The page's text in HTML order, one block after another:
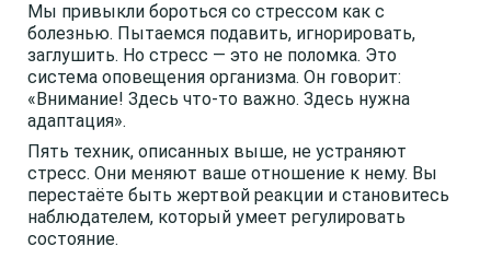
Мы привыкли бороться со стрессом как с
болезнью. Пытаемся подавить, игнорировать,
заглушить. Но стресс — это не поломка. Это
система оповещения организма. Он говорит:
«Внимание! Здесь что-то важно. Здесь нужна
адаптация».
Пять техник, описанных выше, не устраняют
стресс. Они меняют ваше отношение к нему. Вы
перестаёте быть жертвой реакции и становитесь
наблюдателем, который умеет регулировать
состояние.